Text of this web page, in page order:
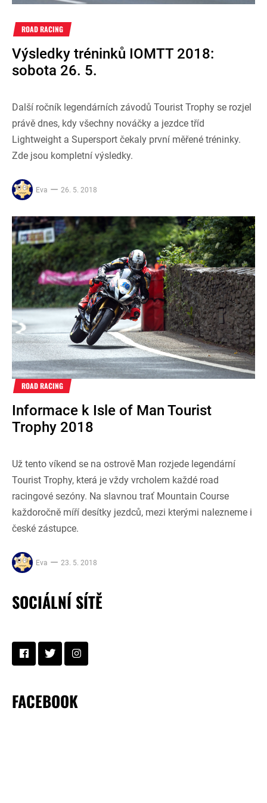
ROAD RACING
Výsledky tréninků IOMTT 2018:
sobota 26. 5.
Další ročník legendárních závodů Tourist Trophy se rozjel
právě dnes, kdy všechny nováčky a jezdce tříd
Lightweight a Supersport čekaly první měřené tréninky.
Zde jsou kompletní výsledky.
Eva 26. 5. 2018
ROAD RACING
Informace k Isle of Man Tourist
Trophy 2018
Už tento víkend se na ostrově Man rozjede legendární
Tourist Trophy, která je vždy vrcholem každé road
racingové sezóny. Na slavnou trať Mountain Course
každoročně míří desítky jezdců, mezi kterými nalezneme i
české zástupce.
Eva 23. 5. 2018
SOCIÁLNÍ SÍTĚ
FACEBOOK